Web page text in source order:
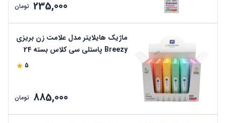
235,000 تومان
ماژیک هایلایتر مدل علامت زن بریزی
Breezy پاستلی سی کلاس بسته 24
5
885,000 تومان